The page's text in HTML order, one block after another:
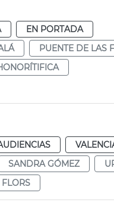
EN PORTADA
PUENTE DE LAS
SANDRA GÓMEZ